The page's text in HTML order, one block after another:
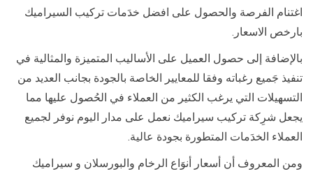
اغتنام الفرصة والحصول على افضل خدَمات تركيب السيراميك
بارخص الاسعار.
بالإضافة إلى حصول العميل على الأساليب المتميزة والمثالية في
تنفيذ جَميع رغباته وفقا للمعايير الخاصة بالجودة بجانب العديد من
التسهيلات التي يرغب الكثير من العملاء في الحُصول عليها مما
يجعل شرِكة تركيب سيراميك نعمل على مدار اليوم نوفر لجميع
العملاء الخدَمات المتطورة بجودة عالية.
ومن المعروف أن أسعار أنوَاع الرخام والبورسلان و سيراميك